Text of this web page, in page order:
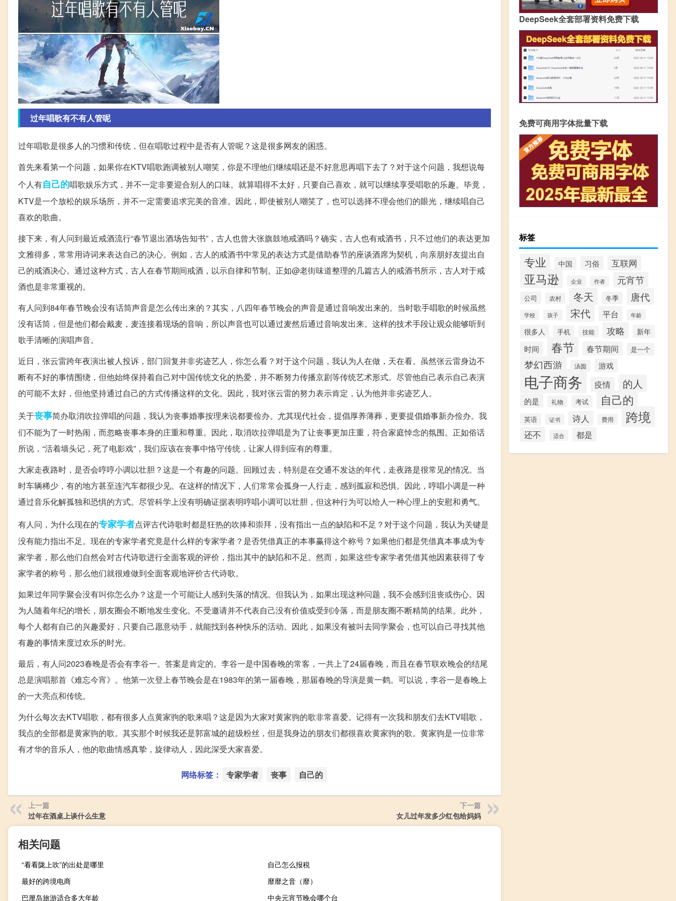
过年唱歌有不有人管呢
过年唱歌是很多人的习惯和传统，但在唱歌过程中是否有人管呢？这是很多网友的困惑。
首先来看第一个问题，如果你在KTV唱歌跑调被别人嘲笑，你是不理他们继续唱还是不好意思再唱下去了？对于这个问题，我想说每
个人有自己的唱歌娱乐方式，并不一定非要迎合别人的口味。就算唱得不太好，只要自己喜欢，就可以继续享受唱歌的乐趣。毕竟，
KTV是一个放松的娱乐场所，并不一定需要追求完美的音准。因此，即使被别人嘲笑了，也可以选择不理会他们的眼光，继续唱自己
喜欢的歌曲。
接下来，有人问到最近戒酒流行“春节退出酒场告知书”，古人也曾大张旗鼓地戒酒吗？确实，古人也有戒酒书，只不过他们的表达更加
文雅得多，常常用诗词来表达自己的决心。例如，古人的戒酒书中常见的表达方式是借助春节的座谈酒席为契机，向亲朋好友提出自
己的戒酒决心。通过这种方式，古人在春节期间戒酒，以示自律和节制。正如@老街味道整理的几篇古人的戒酒书所示，古人对于戒
酒也是非常重视的。
有人问到84年春节晚会没有话筒声音是怎么传出来的？其实，八四年春节晚会的声音是通过音响发出来的。当时歌手唱歌的时候虽然
没有话筒，但是他们都会戴麦，麦连接着现场的音响，所以声音也可以通过麦然后通过音响发出来。这样的技术手段让观众能够听到
歌手清晰的演唱声音。
近日，张云雷跨年夜演出被人投诉，部门回复并非劣迹艺人，你怎么看？对于这个问题，我认为人在做，天在看。虽然张云雷身边不
断有不好的事情围绕，但他始终保持着自己对中国传统文化的热爱，并不断努力传播京剧等传统艺术形式。尽管他自己表示自己表演
的可能不太好，但他坚持通过自己的方式传播这样的文化。因此，我对张云雷的努力表示肯定，认为他并非劣迹艺人。
关于丧事简办取消吹拉弹唱的问题，我认为丧事婚事按理来说都要俭办。尤其现代社会，提倡厚养薄葬，更要提倡婚事新办俭办。我
们不能为了一时热闹，而忽略丧事本身的庄重和尊重。因此，取消吹拉弹唱是为了让丧事更加庄重，符合家庭悼念的氛围。正如俗话
所说，“活着墙头记，死了电影戏”，我们应该在丧事中恪守传统，让家人得到应有的尊重。
大家走夜路时，是否会哼哼小调以壮胆？这是一个有趣的问题。回顾过去，特别是在交通不发达的年代，走夜路是很常见的情况。当
时车辆稀少，有的地方甚至连汽车都很少见。在这样的情况下，人们常常会孤身一人行走，感到孤寂和恐惧。因此，哼唱小调是一种
通过音乐化解孤独和恐惧的方式。尽管科学上没有明确证据表明哼唱小调可以壮胆，但这种行为可以给人一种心理上的安慰和勇气。
有人问，为什么现在的专家学者点评古代诗歌时都是狂热的吹捧和崇拜，没有指出一点的缺陷和不足？对于这个问题，我认为关键是
没有能力指出不足。现在的专家学者究竟是什么样的专家学者？是否凭借真正的本事赢得这个称号？如果他们都是凭借真本事成为专
家学者，那么他们自然会对古代诗歌进行全面客观的评价，指出其中的缺陷和不足。然而，如果这些专家学者凭借其他因素获得了专
家学者的称号，那么他们就很难做到全面客观地评价古代诗歌。
如果过年同学聚会没有叫你怎么办？这是一个可能让人感到失落的情况。但我认为，如果出现这种问题，我不会感到沮丧或伤心。因
为人随着年纪的增长，朋友圈会不断地发生变化。不受邀请并不代表自己没有价值或受到冷落，而是朋友圈不断精简的结果。此外，
每个人都有自己的兴趣爱好，只要自己愿意动手，就能找到各种快乐的活动。因此，如果没有被叫去同学聚会，也可以自己寻找其他
有趣的事情来度过欢乐的时光。
最后，有人问2023春晚是否会有李谷一。答案是肯定的。李谷一是中国春晚的常客，一共上了24届春晚，而且在春节联欢晚会的结尾
总是演唱那首《难忘今宵》。他第一次登上春节晚会是在1983年的第一届春晚，那届春晚的导演是黄一鹤。可以说，李谷一是春晚上
的一大亮点和传统。
为什么每次去KTV唱歌，都有很多人点黄家驹的歌来唱？这是因为大家对黄家驹的歌非常喜爱。记得有一次我和朋友们去KTV唱歌，
我点的全部都是黄家驹的歌。其实那个时候我还是郭富城的超级粉丝，但是我身边的朋友们都很喜欢黄家驹的歌。黄家驹是一位非常
有才华的音乐人，他的歌曲情感真挚，旋律动人，因此深受大家喜爱。
网络标签： 专家学者 丧事 自己的
上一篇
过年在酒桌上谈什么生意
下一篇
女儿过年发多少红包给妈妈
相关问题
“看看陇上吹”的出处是哪里
自己怎么报税
最好的跨境电商
靡靡之音（靡）
巴厘岛旅游适合多大年龄
中央元宵节晚会哪个台
DeepSeek全套部署资料免费下载
免费可商用字体批量下载
标签
专业 中国 习俗 互联网
亚马逊 企业 作者 元宵节
公司 农村 冬天 冬季 唐代
学校 孩子 宋代 平台 年龄
很多人 手机 技能 攻略 新年
时间 春节 春节期间 是一个
梦幻西游 汤圆 游戏
电子商务 疫情 的人
的是 礼物 考试 自己的
英语 证书 诗人 费用 跨境
还不 适合 都是